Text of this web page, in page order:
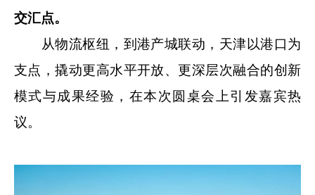
交汇点。
从物流枢纽，到港产城联动，天津以港口为
支点，撬动更高水平开放、更深层次融合的创新
模式与成果经验，在本次圆桌会上引发嘉宾热
议。